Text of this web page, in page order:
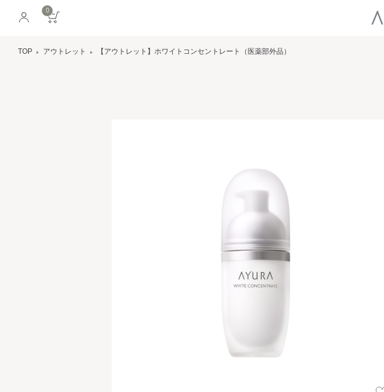
0
TOP アウトレット 【アウトレット】ホワイトコンセントレート（医薬部外品）